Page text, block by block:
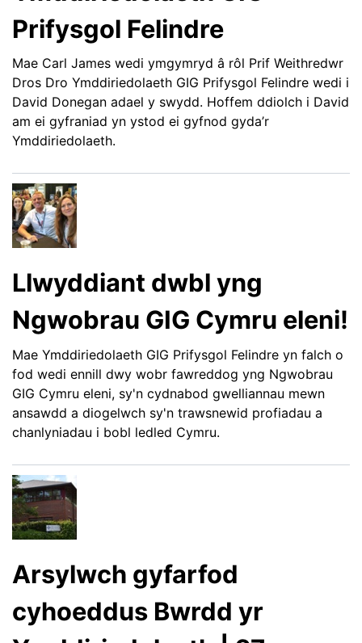
Prifysgol Felindre
Mae Carl James wedi ymgymryd â rôl Prif Weithredwr
Dros Dro Ymddiriedolaeth GIG Prifysgol Felindre wedi i
David Donegan adael y swydd. Hoffem ddiolch i David
am ei gyfraniad yn ystod ei gyfnod gyda’r
Ymddiriedolaeth.
Llwyddiant dwbl yng
Ngwobrau GIG Cymru eleni!
Mae Ymddiriedolaeth GIG Prifysgol Felindre yn falch o
fod wedi ennill dwy wobr fawreddog yng Ngwobrau
GIG Cymru eleni, sy'n cydnabod gwelliannau mewn
ansawdd a diogelwch sy'n trawsnewid profiadau a
chanlyniadau i bobl ledled Cymru.
Arsylwch gyfarfod
cyhoeddus Bwrdd yr